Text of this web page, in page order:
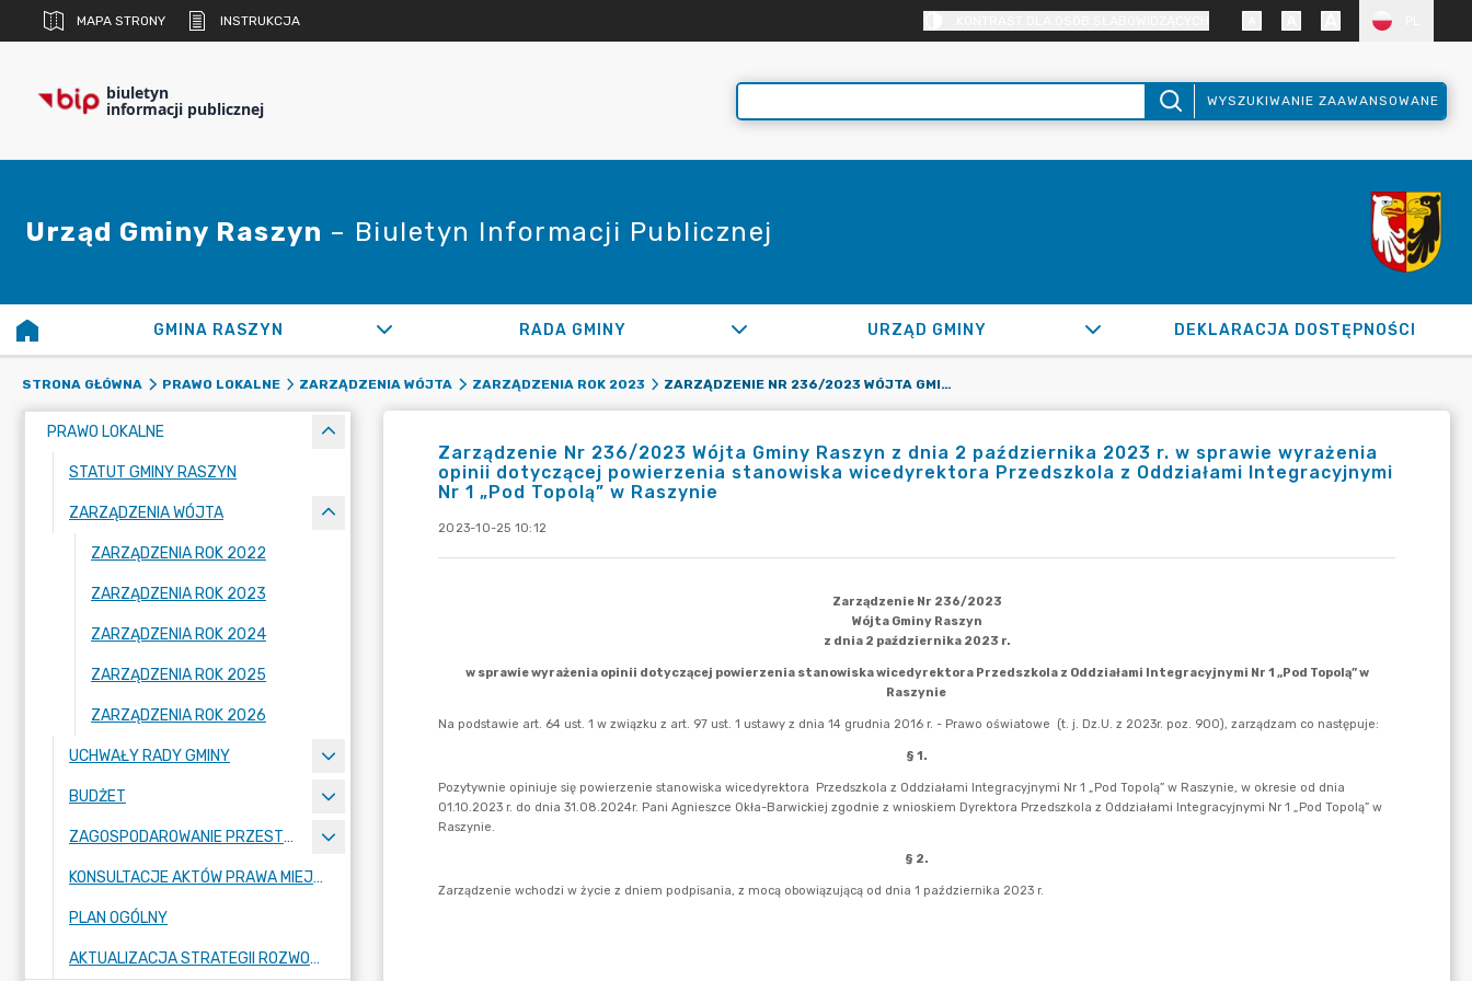
MAPA STRONY INSTRUKCJA
biuletyn
informacji publicznej WYSZUKIWANIE ZAAWANSOWANE
Urząd Gminy Raszyn – Biuletyn Informacji Publicznej
GMINA RASZYN RADA GMINY URZĄD GMINY DEKLARACJA DOSTĘPNOŚCI
STRONA GŁÓWNA PRAWO LOKALNE ZARZĄDZENIA WÓJTA ZARZĄDZENIA ROK 2023 ZARZĄDZENIE NR 236/2023 WÓJTA GMINY RASZYN Z DNIA 2 PAŹDZIERNIKA 2023 R. W SPRAWIE WYRAŻENIA OPINII DOTYCZĄCEJ POWIERZENIA STANOWISKA WICEDYREKTORA PRZEDSZKOLA Z ODDZIAŁAMI INTEGRACYJNYMI NR 1 „POD TOPOLĄ” W RASZYNIE
PRAWO LOKALNE
STATUT GMINY RASZYN
ZARZĄDZENIA WÓJTA
ZARZĄDZENIA ROK 2022
ZARZĄDZENIA ROK 2023
ZARZĄDZENIA ROK 2024
ZARZĄDZENIA ROK 2025
ZARZĄDZENIA ROK 2026
UCHWAŁY RADY GMINY
BUDŻET
ZAGOSPODAROWANIE PRZESTRZENNE
KONSULTACJE AKTÓW PRAWA MIEJSCOWEGO I INNYCH AKTÓW PRAWNYCH
PLAN OGÓLNY
AKTUALIZACJA STRATEGII ROZWOJU GMINY RASZYN
Zarządzenie Nr 236/2023 Wójta Gminy Raszyn z dnia 2 października 2023 r. w sprawie wyrażenia
opinii dotyczącej powierzenia stanowiska wicedyrektora Przedszkola z Oddziałami Integracyjnymi
Nr 1 „Pod Topolą” w Raszynie
2023-10-25 10:12